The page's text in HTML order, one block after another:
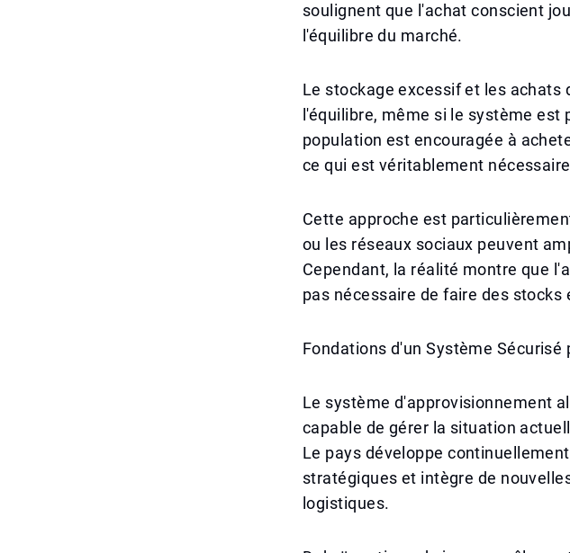
soulignent que l'achat conscient
l'équilibre du marché.
Le stockage excessif et les
l'équilibre, même si le système est
population est encouragée à
ce qui est véritablement
Cette approche est
ou les réseaux sociaux peuvent
Cependant, la réalité montre que
pas nécessaire de faire des stocks
Fondations d'un Système Sécurisé
Le système d'approvisionnement
capable de gérer la situation
Le pays développe
stratégiques et intègre de
logistiques.